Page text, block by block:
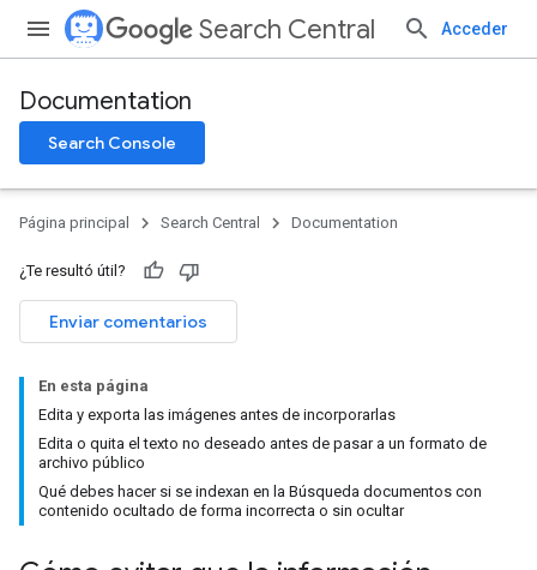
Search Central Acceder
Documentation
Search Console
Página principal Search Central Documentation
¿Te resultó útil?
Enviar comentarios
En esta página
Edita y exporta las imágenes antes de incorporarlas
Edita o quita el texto no deseado antes de pasar a un formato de
archivo público
Qué debes hacer si se indexan en la Búsqueda documentos con
contenido ocultado de forma incorrecta o sin ocultar